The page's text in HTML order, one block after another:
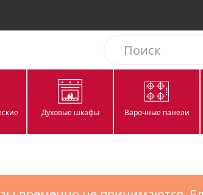
Духовые шкафы Варочные панели